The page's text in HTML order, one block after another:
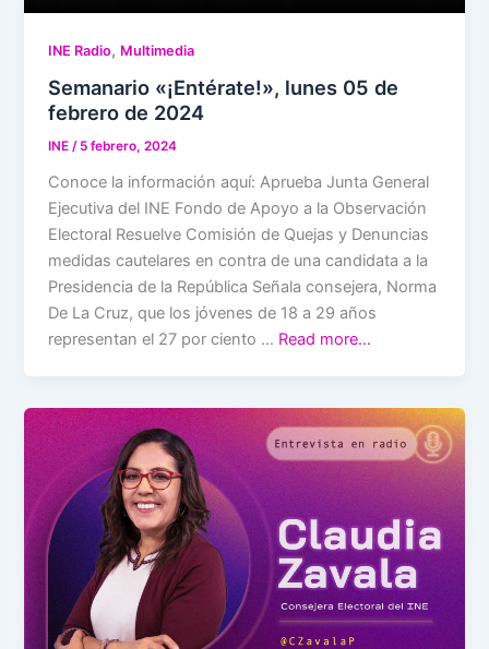
INE Radio, Multimedia
Semanario «¡Entérate!», lunes 05 de
febrero de 2024
INE/ 5 febrero, 2024
Conoce la información aquí: Aprueba Junta General
Ejecutiva del INE Fondo de Apoyo a la Observación
Electoral Resuelve Comisión de Quejas y Denuncias
medidas cautelares en contra de una candidata a la
Presidencia de la República Señala consejera, Norma
De La Cruz, que los jóvenes de 18 a 29 años
representan el 27 por ciento … Read more…